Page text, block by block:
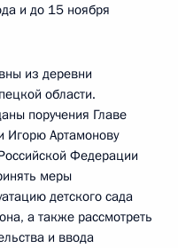
и до 15 ноября
из деревни
области.
поручения Главе
Игорю Артамонову
Федерации
меры
детского сада
а также рассмотреть
и ввода